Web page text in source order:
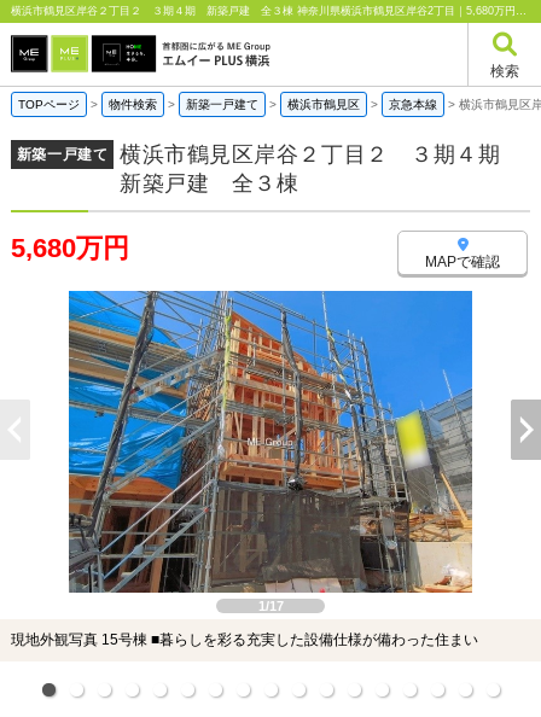
横浜市鶴見区岸谷２丁目２ ３期４期 新築戸建 全３棟 神奈川県横浜市鶴見区岸谷2丁目｜5,680万円の新築一戸建て｜エムイーPLUS横浜
検索
TOPページ > 物件検索 > 新築一戸建て > 横浜市鶴見区 > 京急本線 > 横浜市鶴見
新築一戸建て
横浜市鶴見区岸谷２丁目２ ３期４期
新築戸建 全３棟
5,680万円 MAPで確認
1/17
現地外観写真 15号棟 ■暮らしを彩る充実した設備仕様が備わった住まい